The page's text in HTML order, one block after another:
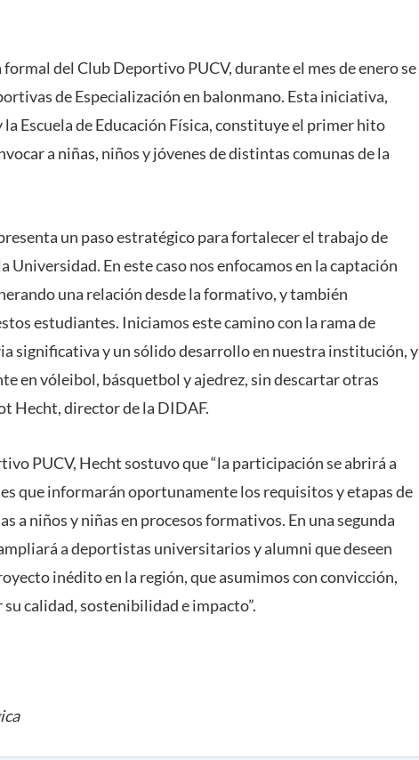
del Club Deportivo PUCV, durante el mes de enero se
de Especialización en balonmano. Esta iniciativa,
Escuela de Educación Física, constituye el primer hito
a niñas, niños y jóvenes de distintas comunas de la
un paso estratégico para fortalecer el trabajo de
Universidad. En este caso nos enfocamos en la captación
una relación desde la formativo, y también
estudiantes. Iniciamos este camino con la rama de
significativa y un sólido desarrollo en nuestra institución, y
en vóleibol, básquetbol y ajedrez, sin descartar otras
Hecht, director de la DIDAF.
PUCV, Hecht sostuvo que “la participación se abrirá a
que informarán oportunamente los requisitos y etapas de
a niños y niñas en procesos formativos. En una segunda
a deportistas universitarios y alumni que deseen
inédito en la región, que asumimos con convicción,
calidad, sostenibilidad e impacto”.